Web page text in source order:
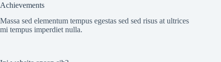
Achievements
Massa sed elementum tempus egestas sed sed risus at ultrices
mi tempus imperdiet nulla.